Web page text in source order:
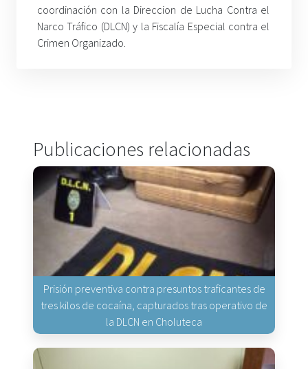
coordinación con la Direccion de Lucha Contra el
Narco Tráfico (DLCN) y la Fiscalía Especial contra el
Crimen Organizado.
Publicaciones relacionadas
Prisión preventiva contra presuntos traficantes de
tres kilos de cocaína, capturados tras operativo de
la DLCN en Choluteca